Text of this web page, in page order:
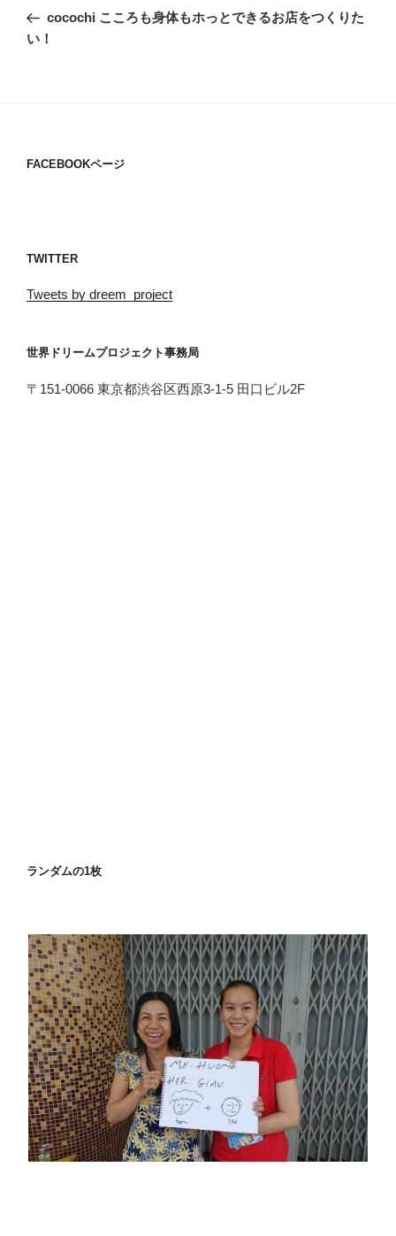
ナ
去
の
cocochi こころも身体もホっとできるお店をつくりた
い！
FACEBOOKページ
TWITTER
Tweets by dreem_project
世界ドリームプロジェクト事務局
〒151-0066 東京都渋谷区西原3-1-5 田口ビル2F
ランダムの1枚